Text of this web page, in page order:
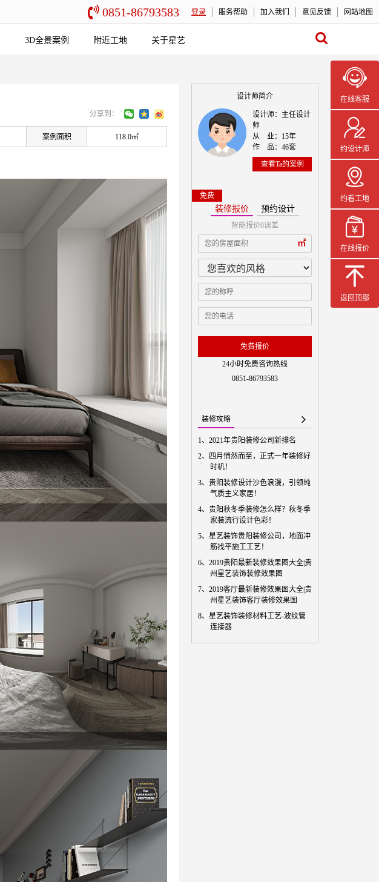
0851-86793583 登录 服务帮助 加入我们 意见反馈 网站地图
3D全景案例 附近工地 关于星艺
在线客服
约设计师
约看工地
在线报价
返回顶部
分享到：
案例面积 118.0㎡
设计师简介
设计师：主任设计
师
从 业：15年
作 品：46套
查看Ta的案例
免费
装修报价 预约设计
智能报价0误差
㎡
免费报价
本案设计师
免费预
24小时免费咨询热线
0851-86793583
装修攻略
1、 2021年贵阳装修公司新排名
2、
四月悄然而至，正式一年装修好
时机！
3、 贵阳装修设计沙色浪漫，引领纯
气质主义家居！
4、 贵阳秋冬季装修怎么样？秋冬季
家装流行设计色彩！
5、 星艺装饰贵阳装修公司，地面冲
筋找平施工工艺！
6、 2019贵阳最新装修效果图大全|贵
州星艺装饰装修效果图
7、 2019客厅最新装修效果图大全|贵
州星艺装饰客厅装修效果图
8、 星艺装饰装修材料工艺-波纹管
连接器